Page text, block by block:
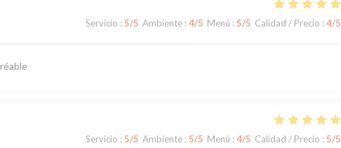
Servicio : 5/5 Ambiente : 4/5 Menú : 5/5 Calidad / Precio : 4/5
Servicio : 5/5 Ambiente : 5/5 Menú : 4/5 Calidad / Precio : 5/5